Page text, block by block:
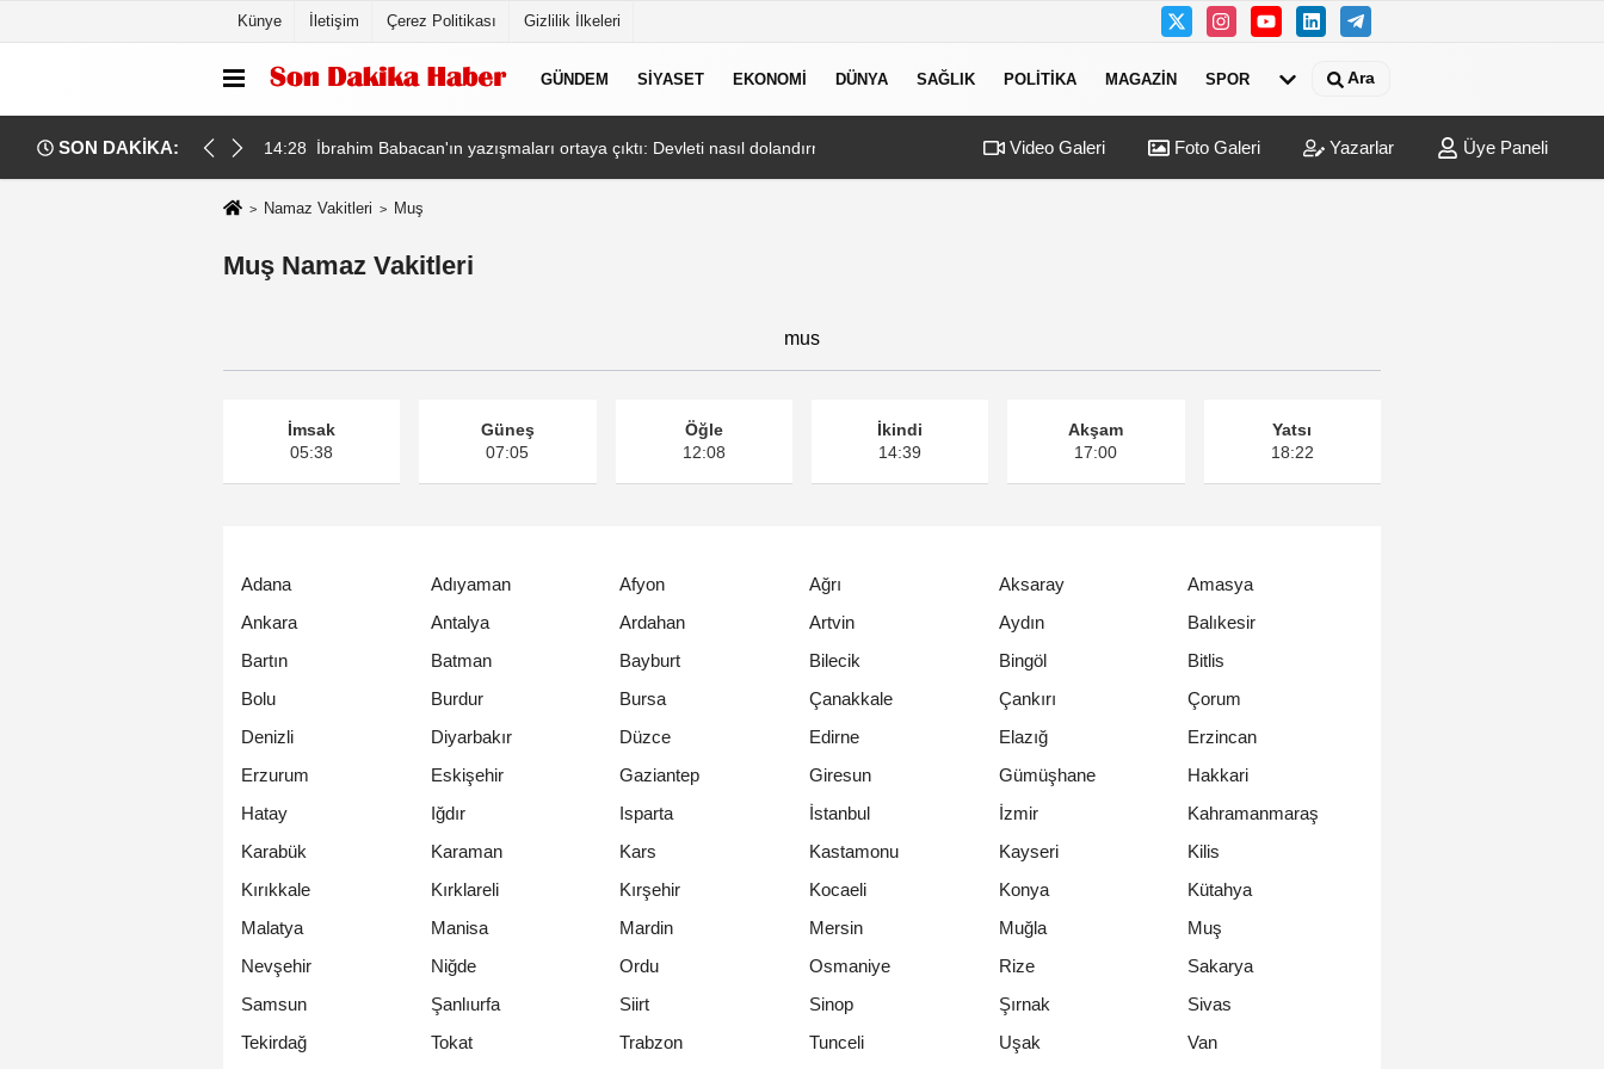
Künye İletişim Çerez Politikası Gizlilik İlkeleri
GÜNDEM SIYASET EKONOMI DÜNYA SAĞLIK POLITIKA MAGAZIN SPOR Ara
SON DAKİKA:
kaldı 14:28 İbrahim Babacan'ın yazışmaları ortaya çıktı: Devleti nasıl dolandırmışlar? Como'daki 165 milyonluk düğünün ardından dava şoku! 14:02
Video Galeri Foto Galeri Yazarlar Üye Paneli
Namaz Vakitleri Muş
Muş Namaz Vakitleri
mus
İmsak
05:38
Güneş
07:05
Öğle
12:08
İkindi
14:39
Akşam
17:00
Yatsı
18:22
Adana Adıyaman Afyon Ağrı Aksaray
Amasya
Ankara
Antalya Ardahan Artvin Aydın
Balıkesir
Bartın
Batman Bayburt Bilecik Bingöl
Bitlis
Bolu
Burdur Bursa Çanakkale Çankırı
Çorum
Denizli
Diyarbakır Düzce Edirne Elazığ
Erzincan
Erzurum
Eskişehir Gaziantep Giresun Gümüşhane
Hakkari
Hatay
Iğdır Isparta İstanbul İzmir
Kahramanmaraş
Karabük
Karaman Kars Kastamonu Kayseri
Kilis
Kırıkkale
Kırklareli Kırşehir Kocaeli Konya
Kütahya
Malatya
Manisa Mardin Mersin Muğla
Muş
Nevşehir
Niğde Ordu Osmaniye Rize
Sakarya
Samsun
Şanlıurfa Siirt Sinop Şırnak
Sivas
Tekirdağ
Tokat Trabzon Tunceli Uşak Van